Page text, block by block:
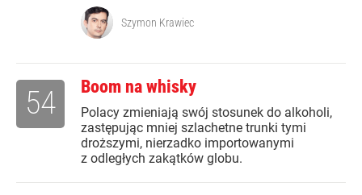
Szymon Krawiec
Boom na whisky
Polacy zmieniają swój stosunek do alkoholi,
zastępując mniej szlachetne trunki tymi
droższymi, nierzadko importowanymi
z odległych zakątków globu.
54